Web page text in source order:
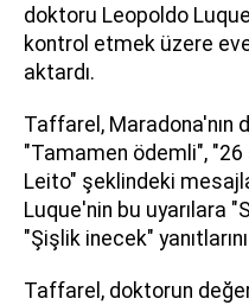
doktoru Leopoldo
kontrol etmek üzere
aktardı.
Taffarel, Maradona'nın
"Tamamen ödemli",
Leito" şeklindeki
Luque'nin bu uyarılara
"Şişlik inecek"
Taffarel, doktorun